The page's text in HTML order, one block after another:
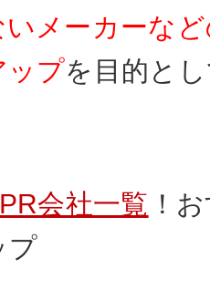
メーカーな
ップを目的と
PR会社一覧 ！
プ